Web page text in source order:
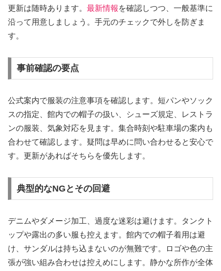
更新は随時あります。 最新情報 を確認しつつ、一般基準に
沿って用意しましょう。手元のチェックで外しを防ぎま
す。
事前確認の要点
公式案内で服装の注意事項を確認します。短パンやソック
スの指定、館内での帽子の扱い、シューズ規定、レストラ
ンの服装、気象対応を見ます。集合時刻や駐車場の案内も
合わせて確認します。疑問は早めに問い合わせると安心で
す。更新があればそちらを優先します。
典型的なNGとその回避
デニムやダメージ加工、過度な迷彩は避けます。タンクト
ップや露出の多い服も控えます。館内での帽子着用は避
け、サンダルは持ち込まないのが無難です。ロゴや色の主
張が強い組み合わせは控えめにします。静かな所作が全体